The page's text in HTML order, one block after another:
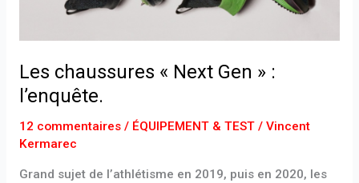
Les chaussures « Next Gen » :
l’enquête.
12 commentaires / ÉQUIPEMENT & TEST/ Vincent
Kermarec
Grand sujet de l’athlétisme en 2019, puis en 2020, les